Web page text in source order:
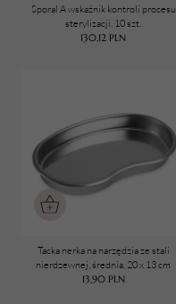
Sporal A wskaźnik kontroli procesu
sterylizacji, 10 szt.
130,12 PLN
Tacka nerka na narzędzia ze stali
nierdzewnej, średnia, 20 x 13 cm
13,90 PLN